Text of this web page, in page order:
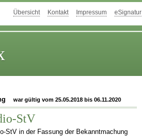
Übersicht Kontakt Impressum eSignatur
war gültig vom 25.05.2018 bis 06.11.2020
StV
StV in der Fassung der Bekanntmachung